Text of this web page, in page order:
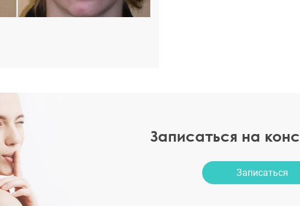
Записаться на
Записаться